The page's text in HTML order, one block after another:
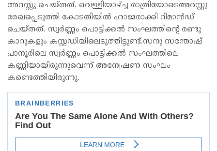
അറസ്റ്റു ചെയ്തത്. വെള്ളിയാഴ്ച്ച രാത്രിയോടെഅറസ്റ്റു
രേഖപ്പെടുത്തി കോടതിയിൽ ഹാജരാക്കി റിമാൻഡ്
ചെയ്തത്. സ്വർണ്ണം പൊട്ടിക്കൽ സംഘത്തിൻ്റെ രണ്ടു
കാറുകളും കസ്റ്റഡിയിലെടുത്തിട്ടുണ്ട്.സനു സന്തോഷ്
പാനൂരിലെ സ്വർണ്ണം പൊട്ടിക്കൽ സംഘത്തിലെ
കണ്ണിയായിരുന്നുവെന്ന് അന്വേഷണ സംഘം
കണ്ടെത്തിയിരുന്നു.